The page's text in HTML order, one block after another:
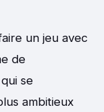
un jeu avec
de
se
ambitieux